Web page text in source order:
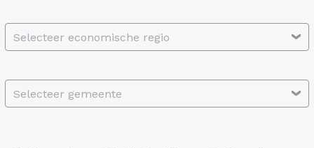
Selecteer economische regio
Selecteer gemeente